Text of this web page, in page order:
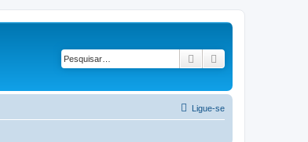
Pesquisar
Ligue-se